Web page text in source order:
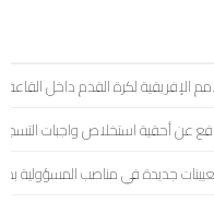
الإفريقية لكرة القدم داخل القاعة
عن أحقية استخلاص واجبات التسجيل
جديدة في مناصب المسؤولية